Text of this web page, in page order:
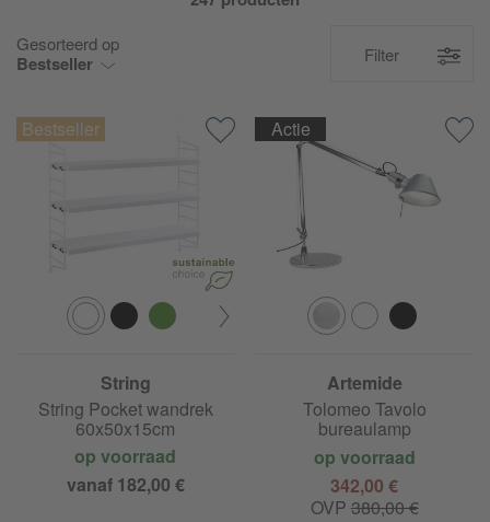
Gesorteerd op
Bestseller Filter
String
String Pocket wandrek
60x50x15cm
op voorraad
vanaf 182,00 €
Artemide
Tolomeo Tavolo
bureaulamp
op voorraad
342,00 €
OVP 380,00 €
Actie